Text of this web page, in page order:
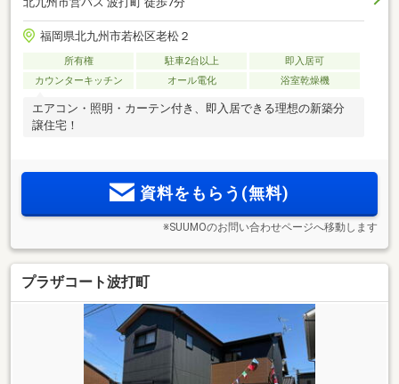
福岡県北九州市若松区老松２
所有権 駐車2台以上
即入居可
カウンターキッチン
オール電化 浴室乾燥機
エアコン・照明・カーテン付き、即入居できる理想の新築分
譲住宅！
資料をもらう(無料)
※SUUMOのお問い合わせページへ移動します
プラザコート波打町